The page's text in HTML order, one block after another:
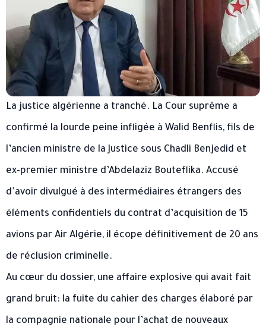
La justice algérienne a tranché. La Cour suprême a
confirmé la lourde peine infligée à Walid Benflis, fils de
l’ancien ministre de la Justice sous Chadli Benjedid et
ex-premier ministre d’Abdelaziz Bouteflika. Accusé
d’avoir divulgué à des intermédiaires étrangers des
éléments confidentiels du contrat d’acquisition de 15
avions par Air Algérie, il écope définitivement de 20 ans
de réclusion criminelle.
Au cœur du dossier, une affaire explosive qui avait fait
grand bruit: la fuite du cahier des charges élaboré par
la compagnie nationale pour l’achat de nouveaux